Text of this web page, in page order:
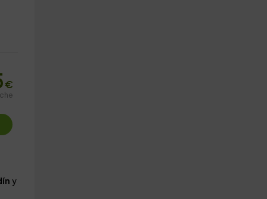
€
y